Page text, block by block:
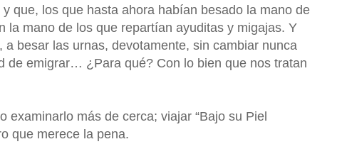
que, los que hasta ahora habían besado la mano de
la mano de los que repartían ayuditas y migajas. Y
besar las urnas, devotamente, sin cambiar nunca
de emigrar… ¿Para qué? Con lo bien que nos tratan
examinarlo más de cerca; viajar “Bajo su Piel
que merece la pena.